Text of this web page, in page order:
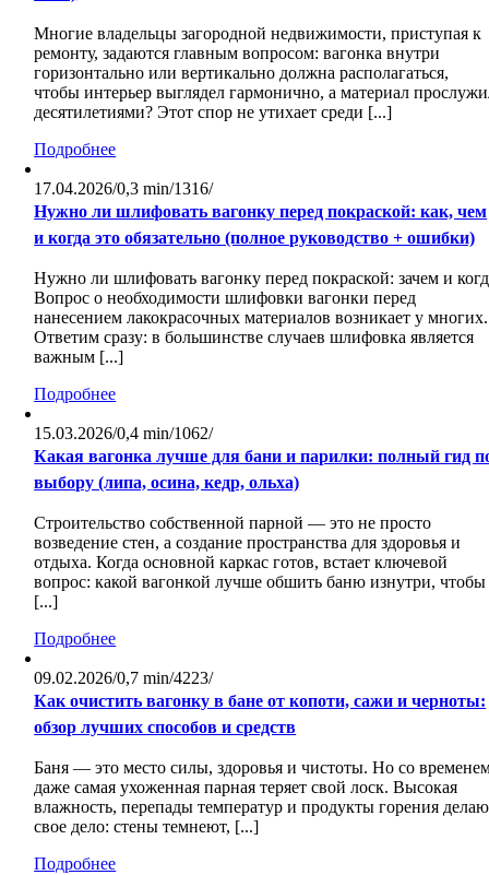
Многие владельцы загородной недвижимости, приступая к
ремонту, задаются главным вопросом: вагонка внутри
горизонтально или вертикально должна располагаться,
чтобы интерьер выглядел гармонично, а материал
десятилетиями? Этот спор не утихает среди [...]
Подробнее
17.04.2026/0,3 min/1316/
Нужно ли шлифовать вагонку перед покраской: как, чем
и когда это обязательно (полное руководство + ошибки)
Нужно ли шлифовать вагонку перед покраской: зачем и
Вопрос о необходимости шлифовки вагонки перед
нанесением лакокрасочных материалов возникает у многих.
Ответим сразу: в большинстве случаев шлифовка является
важным [...]
Подробнее
15.03.2026/0,4 min/1062/
Какая вагонка лучше для бани и парилки: полный гид
выбору (липа, осина, кедр, ольха)
Строительство собственной парной — это не просто
возведение стен, а создание пространства для здоровья и
отдыха. Когда основной каркас готов, встает ключевой
вопрос: какой вагонкой лучше обшить баню изнутри, чтобы
[...]
Подробнее
09.02.2026/0,7 min/4223/
Как очистить вагонку в бане от копоти, сажи и черноты:
обзор лучших способов и средств
Баня — это место силы, здоровья и чистоты. Но со
даже самая ухоженная парная теряет свой лоск. Высокая
влажность, перепады температур и продукты горения
свое дело: стены темнеют, [...]
Подробнее